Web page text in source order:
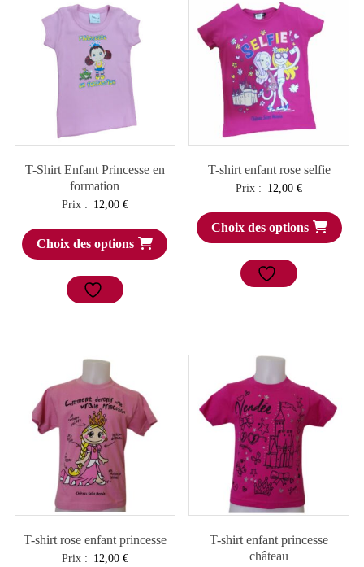
T-Shirt Enfant Princesse en
formation
Prix : 12,00 €
Choix des options
T-shirt enfant rose selfie
Prix : 12,00€
Choix des options
T-shirt rose enfant princesse
Prix : 12,00 €
T-shirt enfant princesse
château